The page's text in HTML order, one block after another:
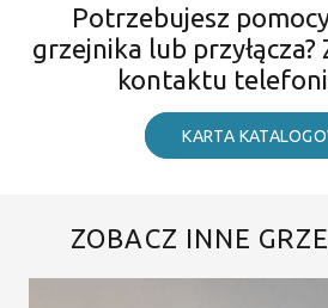
Potrzebujesz
grzejnika lub przyłącza?
kontaktu
KARTA
ZOBACZ INNE